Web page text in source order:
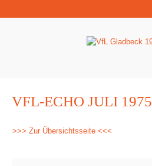
VFL-ECHO JULI 1975
>>> Zur Übersichtsseite <<<